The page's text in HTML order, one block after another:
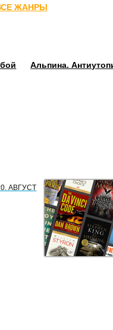
ЖАНРЫ
Альпина.
АВГУСТ